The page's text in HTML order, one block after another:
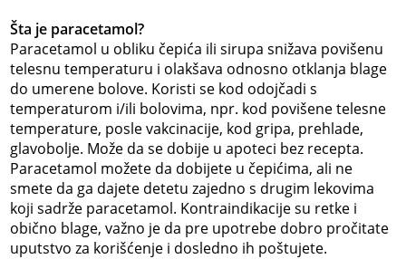
Šta je paracetamol?
Paracetamol u obliku čepića ili sirupa snižava povišenu
telesnu temperaturu i olakšava odnosno otklanja blage
do umerene bolove. Koristi se kod odojčadi s
temperaturom i/ili bolovima, npr. kod povišene telesne
temperature, posle vakcinacije, kod gripa, prehlade,
glavobolje. Može da se dobije u apoteci bez recepta.
Paracetamol možete da dobijete u čepićima, ali ne
smete da ga dajete detetu zajedno s drugim lekovima
koji sadrže paracetamol. Kontraindikacije su retke i
obično blage, važno je da pre upotrebe dobro pročitate
uputstvo za korišćenje i dosledno ih poštujete.